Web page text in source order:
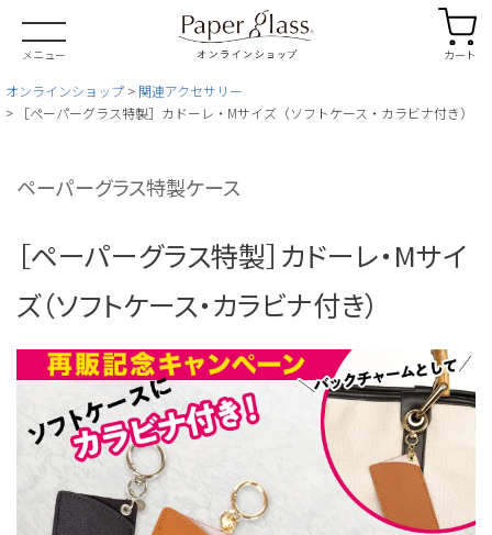
メニュー カート
オンラインショップ
関連アクセサリー
［ペーパーグラス特製］カドーレ・Mサイズ（ソフトケース・カラビナ付き）
ペーパーグラス特製ケース
［ペーパーグラス特製］カドーレ・Mサイ
ズ（ソフトケース・カラビナ付き）